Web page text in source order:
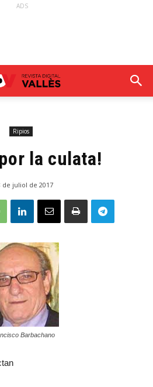
ADS
Ripios
la culata!
de juliol de 2017
Barbachano